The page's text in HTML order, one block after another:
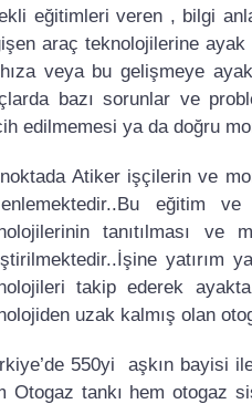
eğitimleri veren , bilgi
araç teknolojilerine
veya bu gelişmeye
bazı sorunlar ve
edilmemesi ya da doğru
Atiker işçilerin ve
eğitim
tanıtılması
yatırım
takip ederek
uzak kalmış olan
550yi aşkın bayisi
Otogaz tankı hem otogaz